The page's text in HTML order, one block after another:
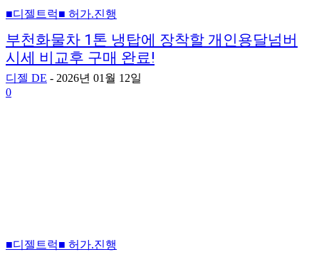
■디젤트럭■ 허가.진행
부천화물차 1톤 냉탑에 장착할 개인용달넘버
시세 비교후 구매 완료!
디젤 DE - 2026년 01월 12일
0
■디젤트럭■ 허가.진행